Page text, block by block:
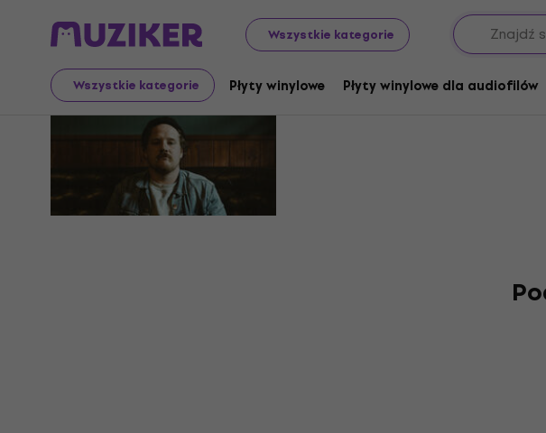
Wszystkie kategorie
Wszystkie kategorie Płyty winylowe Płyty winylowe dla audiofilów
Michael Nau